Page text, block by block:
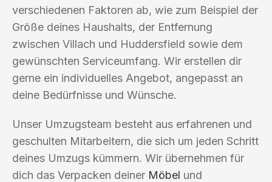
verschiedenen Faktoren ab, wie zum Beispiel der
Größe deines Haushalts, der Entfernung
zwischen Villach und Huddersfield sowie dem
gewünschten Serviceumfang. Wir erstellen dir
gerne ein individuelles Angebot, angepasst an
deine Bedürfnisse und Wünsche.
Unser Umzugsteam besteht aus erfahrenen und
geschulten Mitarbeitern, die sich um jeden Schritt
deines Umzugs kümmern. Wir übernehmen für
dich das Verpacken deiner Möbel und